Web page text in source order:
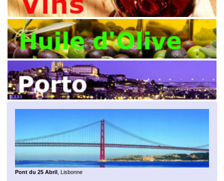
Pont du 25 Abril , Lisbonne